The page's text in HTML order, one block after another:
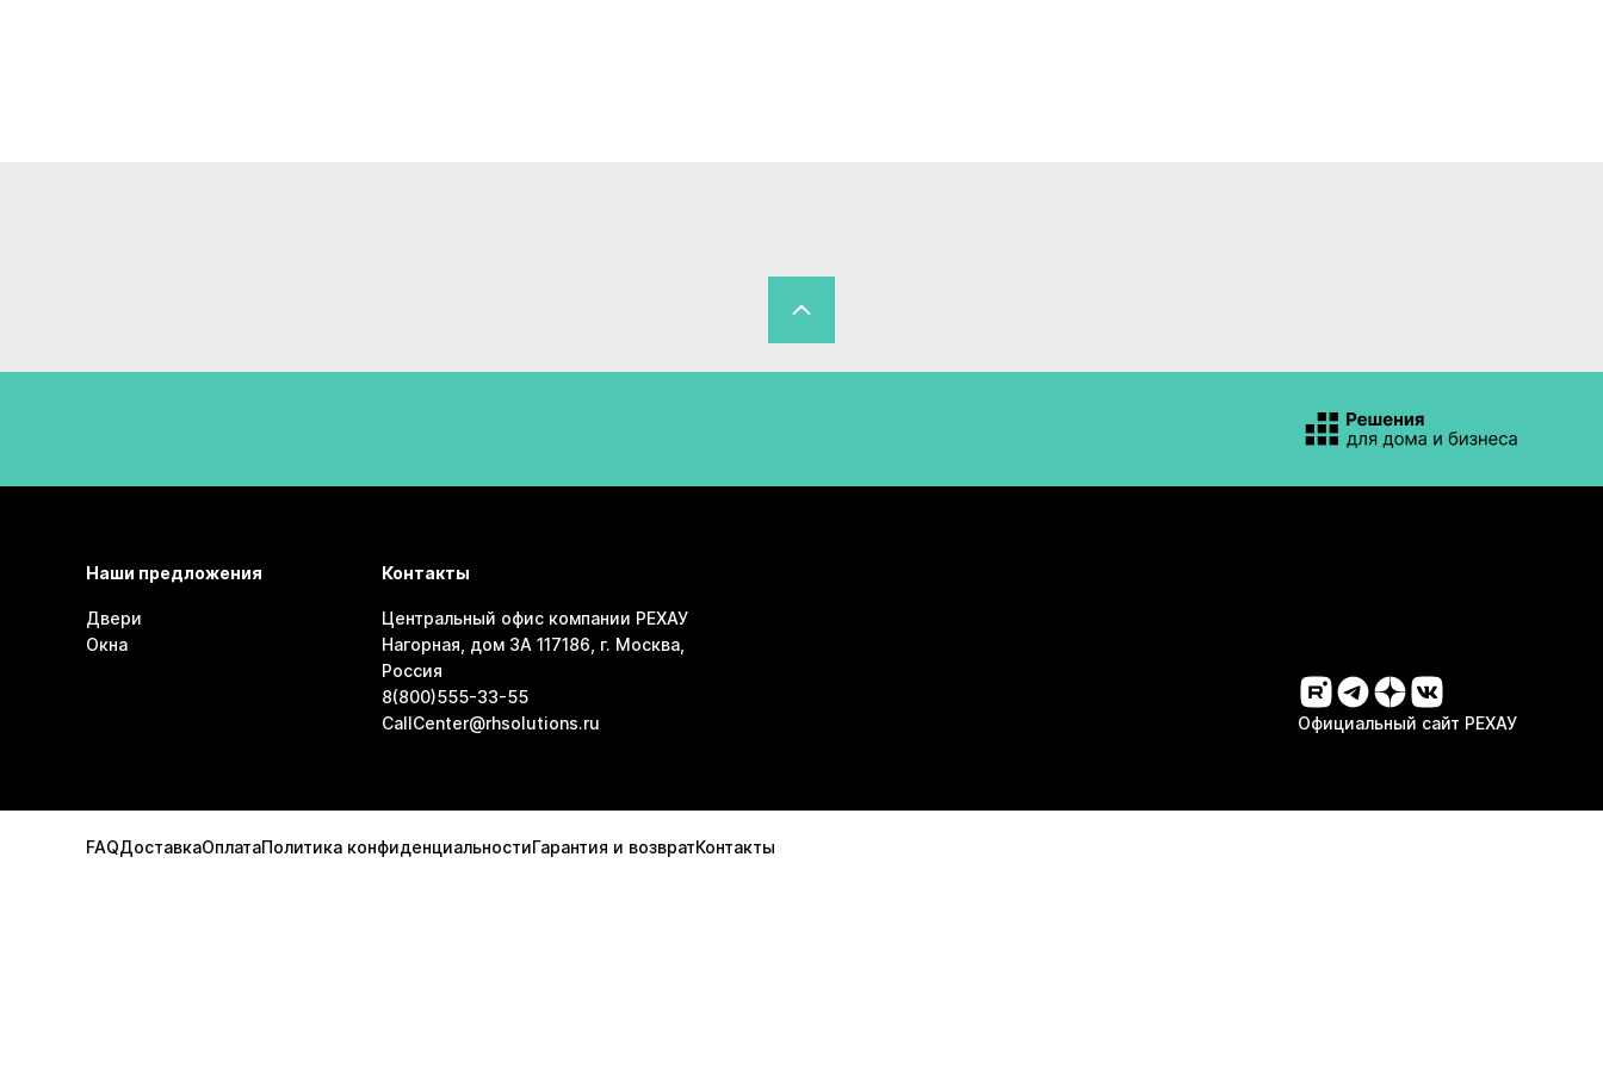
Наши предложения
Двери
Окна
Контакты
Центральный офис компании РЕХАУ
Нагорная, дом 3А 117186, г. Москва,
Россия
8(800)555-33-55
CallCenter@rhsolutions.ru
Официальный сайт РЕХАУ
FAQДоставкаОплатаПолитика конфиденциальностиГарантия и возвратКонтакты